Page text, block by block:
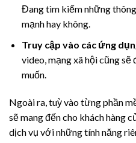
Đang tìm kiếm những
mạnh hay không.
Truy cập vào các ứng
video, mạng xã hội cũng
muốn.
Ngoài ra, tuỳ vào từng phần
sẽ mang đến cho khách hàng
dịch vụ với những tính năng